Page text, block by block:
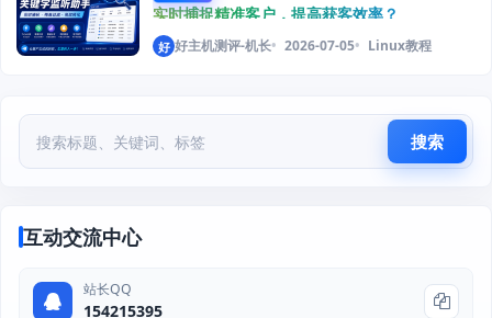
实时捕捉精准客户，提高获客效率？
好 好主机测评-机长 2026-07-05 Linux教程
搜索
互动交流中心
站长QQ
154215395